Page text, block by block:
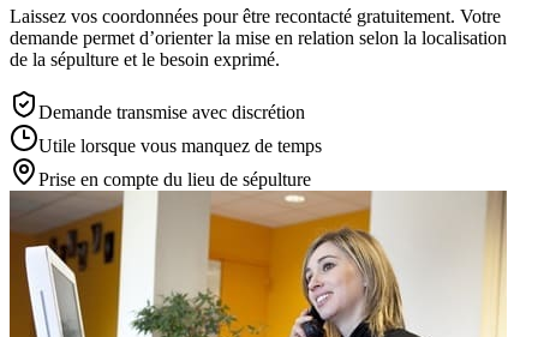
Laissez vos coordonnées pour être recontacté gratuitement. Votre
demande permet d’orienter la mise en relation selon la localisation
de la sépulture et le besoin exprimé.
Demande transmise avec discrétion
Utile lorsque vous manquez de temps
Prise en compte du lieu de sépulture